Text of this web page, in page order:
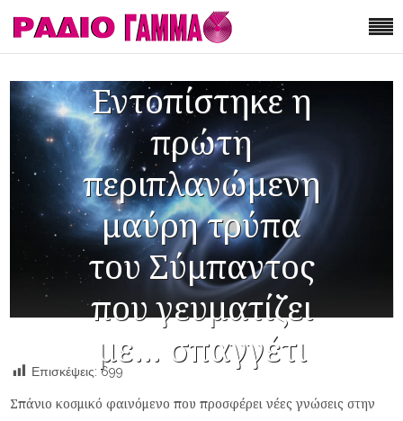
Εντοπίστηκε η
πρώτη
περιπλανώμενη
μαύρη τρύπα
του Σύμπαντος
που γευματίζει
με… σπαγγέτι
Επισκέψεις: 699
Σπάνιο κοσμικό φαινόμενο που προσφέρει νέες γνώσεις στην